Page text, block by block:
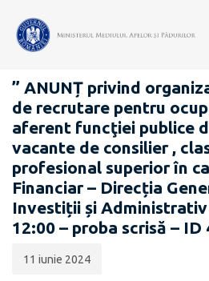
CARIERĂ
” ANUNȚ privind
de recrutare pentru
aferent funcţiei publice
vacante de consilier ,
profesional superior în
Financiar – Direcția
Investiții și Administrativ
12:00 – proba scrisă – ID
publicării:
11 iunie 2024